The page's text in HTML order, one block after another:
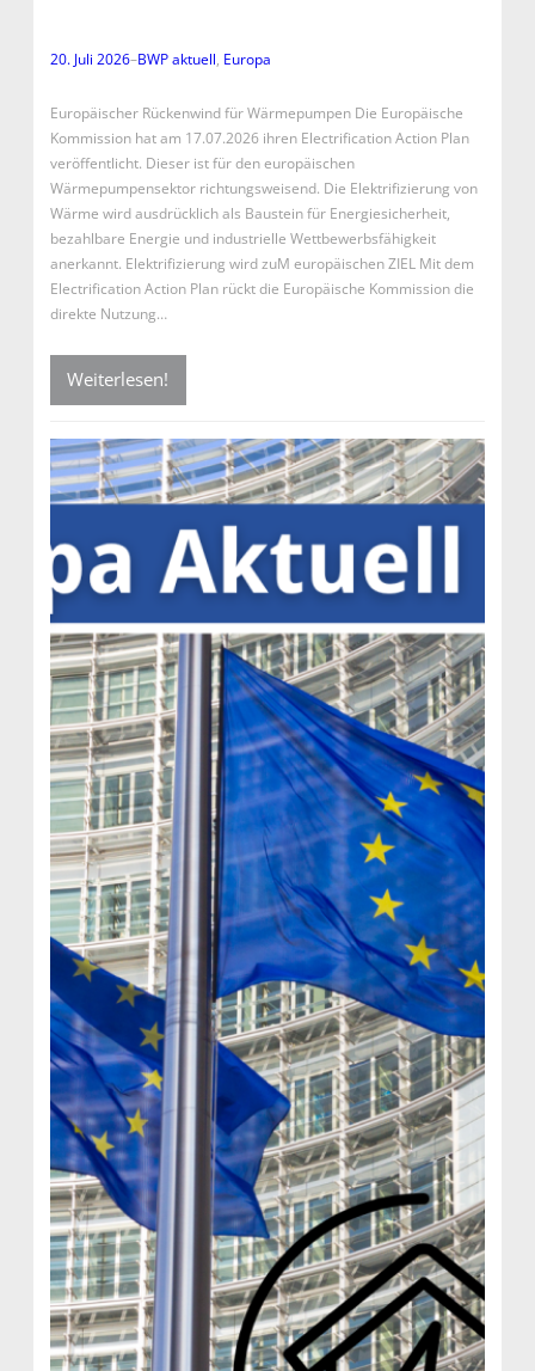
20. Juli 2026–BWP aktuell, Europa
Europäischer Rückenwind für Wärmepumpen Die Europäische
Kommission hat am 17.07.2026 ihren Electrification Action Plan
veröffentlicht. Dieser ist für den europäischen
Wärmepumpensektor richtungsweisend. Die Elektrifizierung von
Wärme wird ausdrücklich als Baustein für Energiesicherheit,
bezahlbare Energie und industrielle Wettbewerbsfähigkeit
anerkannt. Elektrifizierung wird zuM europäischen ZIEL Mit dem
Electrification Action Plan rückt die Europäische Kommission die
direkte Nutzung…
Weiterlesen!